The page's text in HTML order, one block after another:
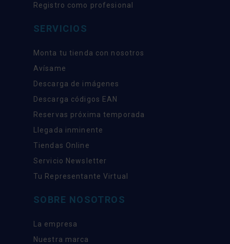
Registro como profesional
SERVICIOS
Monta tu tienda con nosotros
Avísame
Descarga de imágenes
Descarga códigos EAN
Reservas próxima temporada
Llegada inminente
Tiendas Online
Servicio Newsletter
Tu Representante Virtual
SOBRE NOSOTROS
La empresa
Nuestra marca